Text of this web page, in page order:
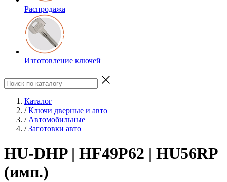
Распродажа
Изготовление ключей
Каталог
/ Ключи дверные и авто
/ Автомобильные
/ Заготовки авто
HU-DHP | HF49P62 | HU56RP
(имп.)